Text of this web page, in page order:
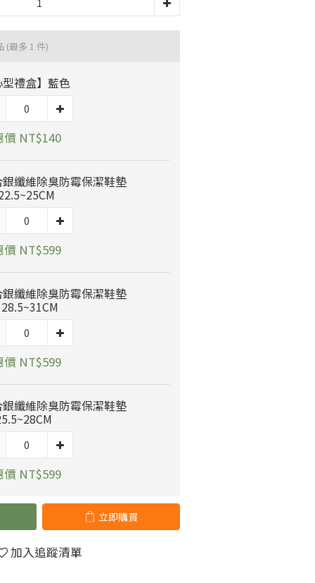
(最多 1 件)
型禮盒】藍色
價 NT$140
纖維除臭防霉保潔鞋墊
價 NT$599
纖維除臭防霉保潔鞋墊
價 NT$599
纖維除臭防霉保潔鞋墊
價 NT$599
立即購買
加入追蹤清單